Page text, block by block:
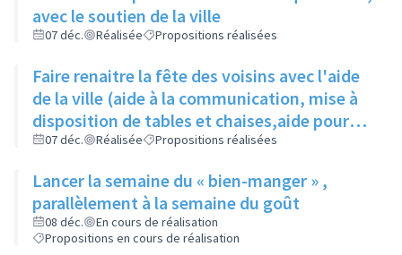
avec le soutien de la ville
07 déc. Réalisée Propositions réalisées
Faire renaitre la fête des voisins avec l'aide
de la ville (aide à la communication, mise à
disposition de tables et chaises,aide pour
les demandes d'occupation du domaine
07 déc. Réalisée Propositions réalisées
Lancer la semaine du « bien-manger » ,
parallèlement à la semaine du goût
08 déc.
En cours de réalisation
Propositions en cours de réalisation